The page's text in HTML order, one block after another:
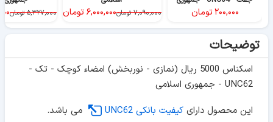
اسلامی۲۰۰,۰۰۰تومان ۷,۰۹۰,۰۰۰ تومان۶,۰۰۰,۰۰۰تومان ۵,۳۲۷,۰۰۰ تومان
توضیحات
اسکناس 5000 ریال (نمازی - نوربخش) امضاء کوچک - تک -
UNC62 - جمهوری اسلامی
این محصول دارای کیفیت بانکی UNC62
می باشد.